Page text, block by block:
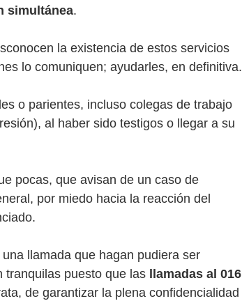
simultánea.
la existencia de estos servicios
lo comuniquen; ayudarles, en definitiva.
o parientes, incluso colegas de trabajo
al haber sido testigos o llegar a su
pocas, que avisan de un caso de
por miedo hacia la reacción del
llamada que hagan pudiera ser
tranquilas puesto que las
llamadas al 016
de garantizar la plena confidencialidad